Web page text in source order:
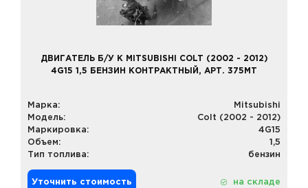
ДВИГАТЕЛЬ Б/У К MITSUBISHI COLT (2002 - 2012)
4G15 1,5 БЕНЗИН КОНТРАКТНЫЙ, АРТ. 375MT
Марка:
Mitsubishi
Модель:
Colt (2002 - 2012)
Маркировка:
4G15
Объем:
1,5
Тип топлива:
бензин
Уточнить стоимость на складе